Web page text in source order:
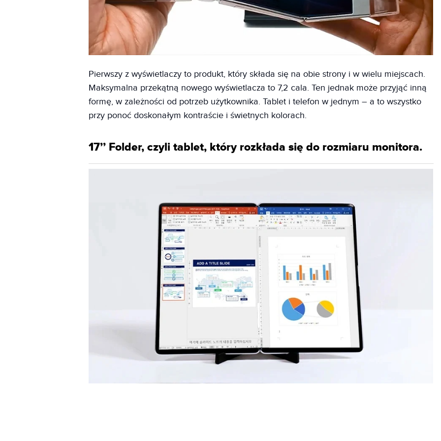
Pierwszy z wyświetlaczy to produkt, który składa się na obie strony i w wielu miejscach.
Maksymalna przekątną nowego wyświetlacza to 7,2 cala. Ten jednak może przyjąć inną
formę, w zależności od potrzeb użytkownika. Tablet i telefon w jednym – a to wszystko
przy ponoć doskonałym kontraście i świetnych kolorach.
17’’ Folder, czyli tablet, który rozkłada się do rozmiaru monitora.